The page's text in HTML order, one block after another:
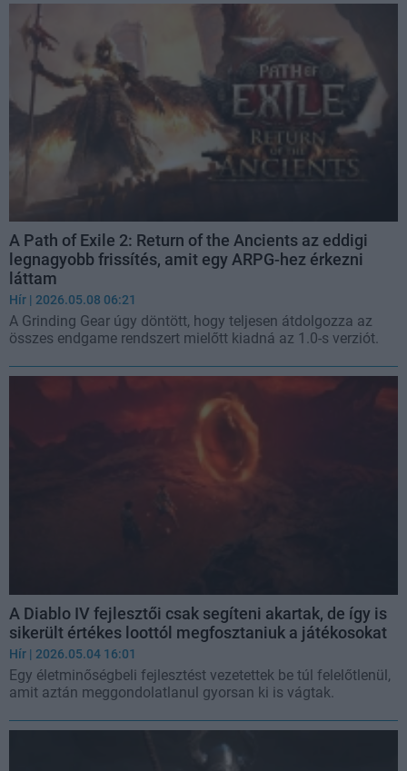
A Path of Exile 2: Return of the Ancients az eddigi
legnagyobb frissítés, amit egy ARPG-hez érkezni
láttam
Hír | 2026.05.08 06:21
A Grinding Gear úgy döntött, hogy teljesen átdolgozza az
összes endgame rendszert mielőtt kiadná az 1.0-s verziót.
A Diablo IV fejlesztői csak segíteni akartak, de így is
sikerült értékes loottól megfosztaniuk a játékosokat
Hír | 2026.05.04 16:01
Egy életminőségbeli fejlesztést vezetettek be túl felelőtlenül,
amit aztán meggondolatlanul gyorsan ki is vágtak.